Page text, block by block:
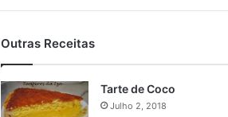
Outras Receitas
Tarte de Coco
Julho 2, 2018